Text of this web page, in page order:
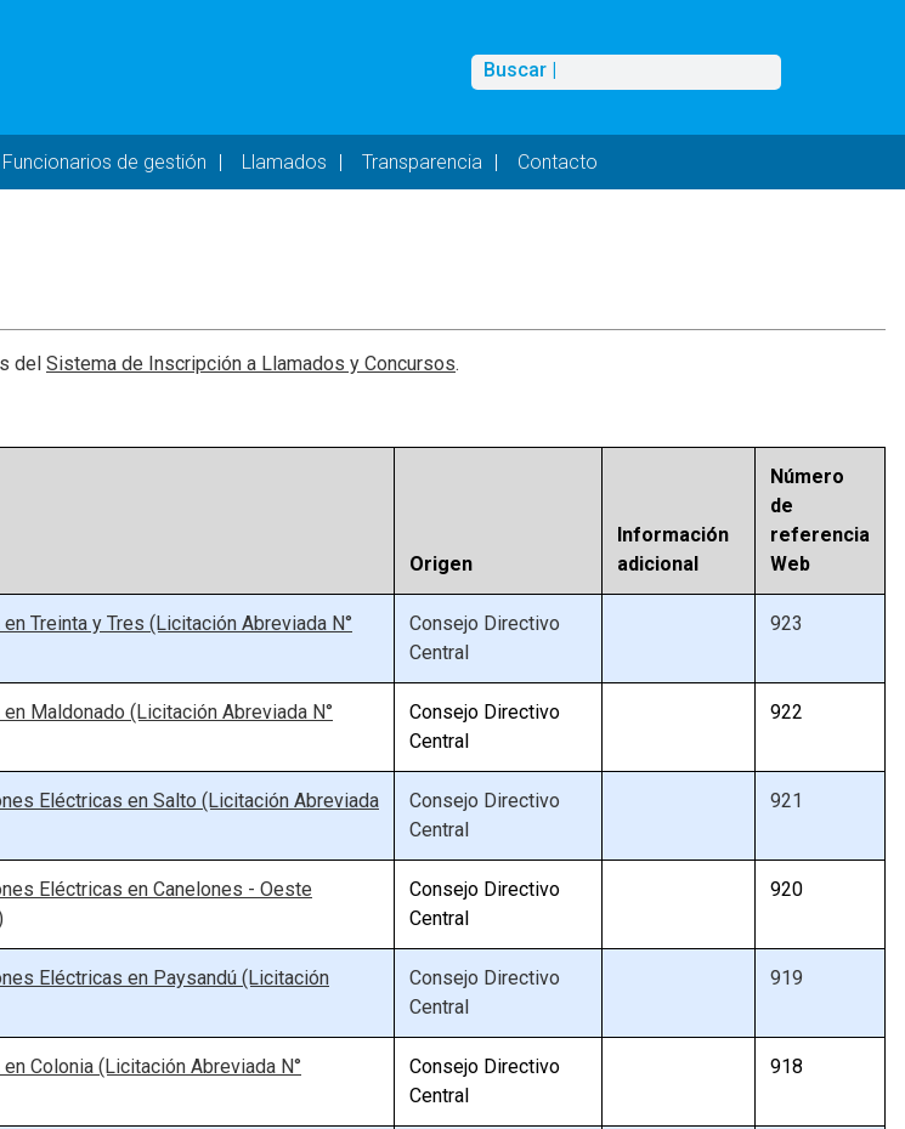
Buscar
Buscar |
Funcionarios de gestión Llamados Transparencia Contacto
del Sistema de Inscripción a Llamados y Concursos.
Origen
Información
adicional
Número
de
referencia
Web
Treinta y Tres (Licitación Abreviada N°
Consejo Directivo
Central
923
Maldonado (Licitación Abreviada N°
Consejo Directivo
Central
922
Eléctricas en Salto (Licitación Abreviada
Consejo Directivo
Central
921
Eléctricas en Canelones - Oeste
Consejo Directivo
Central
920
Eléctricas en Paysandú (Licitación
Consejo Directivo
Central
919
Colonia (Licitación Abreviada N°
Consejo Directivo
Central
918